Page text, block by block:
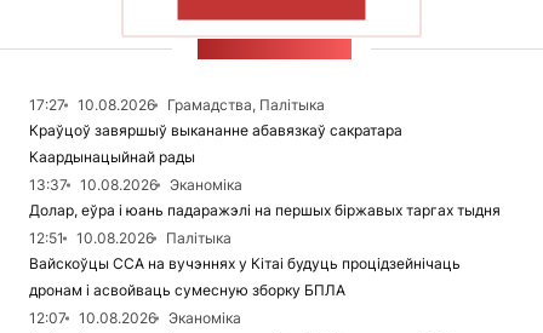
17:27 10.08.2026
Грамадства, Палітыка
Краўцоў завяршыў выкананне абавязкаў сакратара
Каардынацыйнай рады
13:37
10.08.2026
Эканоміка
Долар, еўра і юань падаражэлі на першых біржавых таргах тыдня
12:51
10.08.2026
Палітыка
Вайскоўцы ССА на вучэннях у Кітаі будуць процідзейнічаць
дронам і асвойваць сумесную зборку БПЛА
12:07
10.08.2026
Эканоміка